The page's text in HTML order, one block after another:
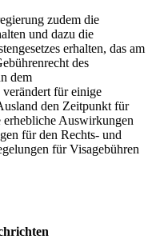
zudem die
und dazu die
erhalten, das am
des
dem
für einige
den Zeitpunkt für
erhebliche Auswirkungen
für den Rechts- und
für Visagebühren